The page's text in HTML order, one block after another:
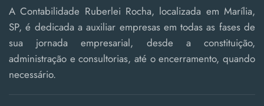
A Contabilidade Ruberlei Rocha, localizada em Marília,
SP, é dedicada a auxiliar empresas em todas as fases de
sua jornada empresarial, desde a constituição,
administração e consultorias, até o encerramento, quando
necessário.